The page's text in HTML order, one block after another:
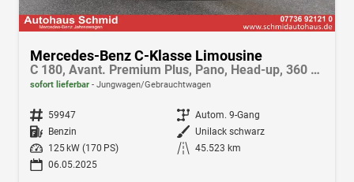
Mercedes-Benz C-Klasse Limousine
C 180, Avant. Premium Plus, Pano, Head-up, 360 KAM., HANDS-FREE-ACCESS, DIGITAL-LIGHT, Memory, Burmester Surround Sound
sofort lieferbar Jungwagen/Gebrauchtwagen
Fahrzeugnr. 59947 Getriebe Autom. 9-Gang
Kraftstoff Benzin Außenfarbe Unilack schwarz
Leistung
125 kW (170 PS) Kilometerstand 45.523 km
06.05.2025